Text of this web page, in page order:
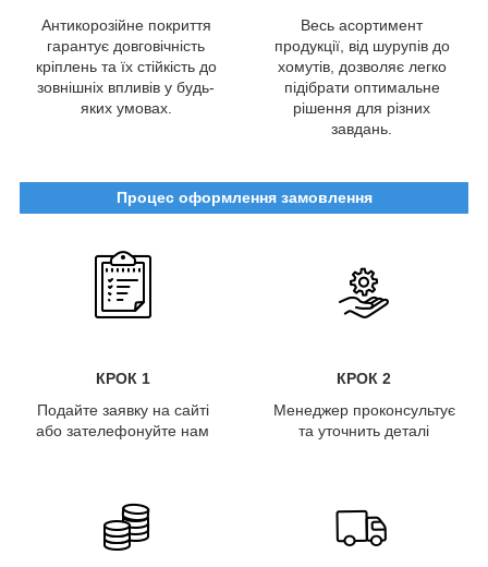
Антикорозійне покриття
гарантує довговічність
кріплень та їх стійкість до
зовнішніх впливів у будь-
яких умовах.
Весь асортимент
продукції, від шурупів до
хомутів, дозволяє легко
підібрати оптимальне
рішення для різних
завдань.
Процес оформлення замовлення
КРОК 1
КРОК 2
Подайте заявку на сайті
або зателефонуйте нам
Менеджер проконсультує
та уточнить деталі